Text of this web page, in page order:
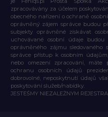
zpracovávány za účelem
obecného nařízení o ochraně
oprávněný zájem správce budou
subjekty oprávněné získávat
uchovávané osobní údaje
oprávněného zájmu sledovaného
správce přístup k osobním
nebo omezení zpracování,
ochranu osobních údajů
dobrovolné, neposkytnutí údajů
poskytování služeb/nabídky.
JESTEŚMY NIEZALEŻNYM